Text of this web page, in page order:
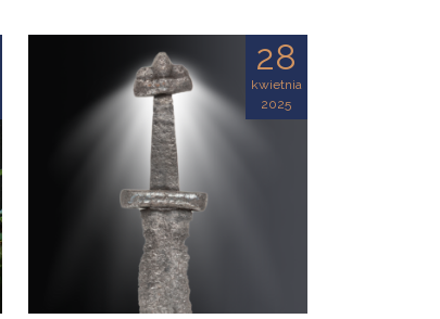
28
kwietnia
2025